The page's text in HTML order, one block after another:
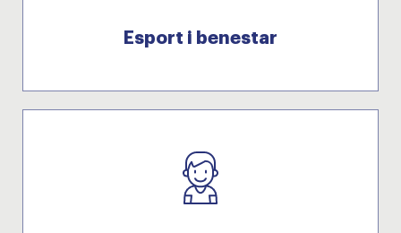
Esport i benestar